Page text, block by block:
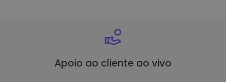
Apoio ao cliente ao vivo